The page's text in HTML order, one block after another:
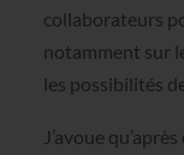
collaborateurs
notamment sur
les possibilités
J’avoue